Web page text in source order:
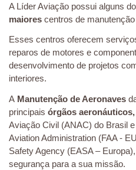
A Líder Aviação possui alguns
maiores centros de
Esses centros oferecem
reparos de motores e
desenvolvimento de projetos
interiores.
A Manutenção de Aeronaves
principais órgãos aeronáuticos,
Aviação Civil (ANAC) do Brasil
Aviation Administration (FAA -
Safety Agency (EASA –
segurança para a sua missão.